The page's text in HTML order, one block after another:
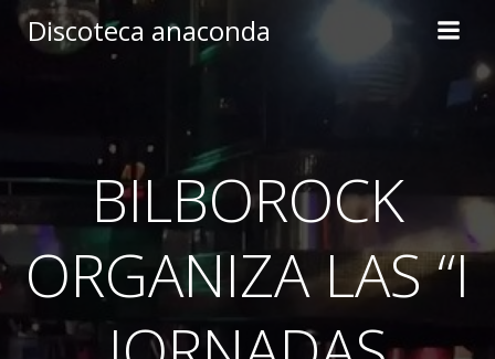
to
Discoteca anaconda
BILBOROCK
ORGANIZA LAS “I